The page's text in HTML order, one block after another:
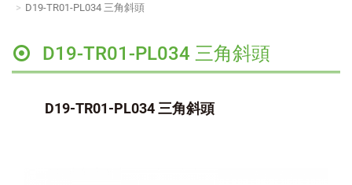
D19-TR01-PL034 三角斜頭
D19-TR01-PL034 三角斜頭
D19-TR01-PL034 三角斜頭